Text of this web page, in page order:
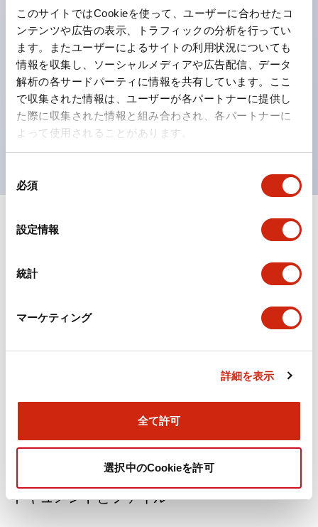
このサイトではCookieを使って、ユーザーに合わせたコ
ンテンツや広告の表示、トラフィックの分析を行ってい
ます。またユーザーによるサイトの利用状況についても
情報を収集し、ソーシャルメディアや広告配信、データ
解析の各サードパーティに情報を共有しています。ここ
で収集された情報は、ユーザーが各パートナーに提供し
た際に収集された情報と組み合わされ、各パートナーに
よって使用されることがあります。
必須
設定情報
統計
マーケティング
詳細を表示
全て許可
選択中のCookieを許可
ごとに分かれていたLED球を、1色のLED球で各色を表
現できるようにしました。
カラーユニバーサルデザインに対応。表示灯（角平形）
の点灯/消灯の認識および、点灯時のランプ色の識別が
対応。
ISO 3864-4安全色に対応。危険時や緊急事態時の色表
現がより明確・鮮明で、より多くの方が識別可能に。
仕様 すべて展開 +
ドキュメントとファイル